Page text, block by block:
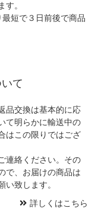
す。
最短で３日前後で商品
て
品交換は基本的に応
て明らかに輸送中の
はこの限りではござ
連絡ください。その
で、お届けの商品は
い致します。
詳しくはこちら